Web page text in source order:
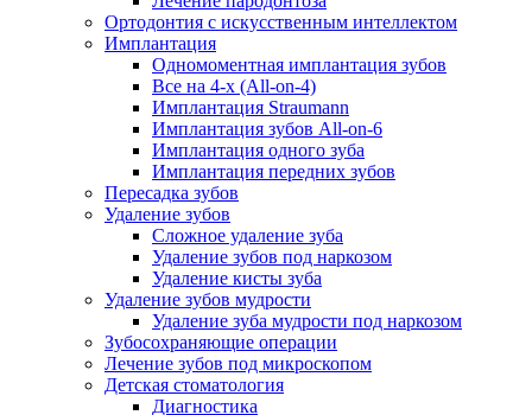
Ортодонтия с искусственным интеллектом
Имплантация
Одномоментная имплантация зубов
Все на 4-х (All-on-4)
Имплантация Straumann
Имплантация зубов All-on-6
Имплантация одного зуба
Имплантация передних зубов
Пересадка зубов
Удаление зубов
Сложное удаление зуба
Удаление зубов под наркозом
Удаление кисты зуба
Удаление зубов мудрости
Удаление зуба мудрости под наркозом
Зубосохраняющие операции
Лечение зубов под микроскопом
Детская стоматология
Диагностика